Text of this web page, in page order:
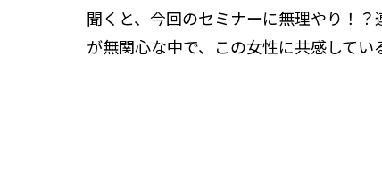
聞くと、今回のセミナーに無理やり！
が無関心な中で、この女性に共感してい